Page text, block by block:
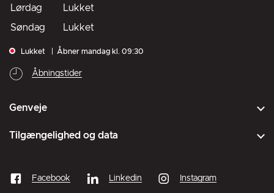
Lørdag
Lukket
Søndag
Lukket
Lukket Åbner mandag kl. 09:30
Åbningstider
Genveje
Tilgængelighed og data
Facebook Linkedin Instagram